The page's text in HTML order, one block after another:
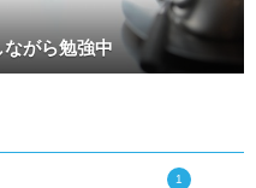
がら勉強中
1